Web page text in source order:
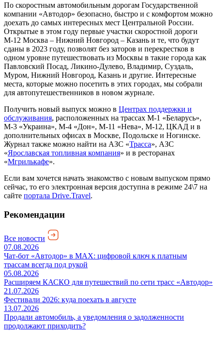
По скоростным автомобильным дорогам Государственной
компании «Автодор» безопасно, быстро и с комфортом можно
доехать до самых интересных мест Центральной России.
Открытые в этом году первые участки скоростной дороги
М-12 Москва – Нижний Новгород – Казань и те, что будут
сданы в 2023 году, позволят без заторов и перекрестков в
одном уровне путешествовать из Москвы в такие города как
Павловский Посад, Ликино-Дулево, Владимир, Суздаль,
Муром, Нижний Новгород, Казань и другие. Интересные
места, которые можно посетить в этих городах, мы собрали
для автопутешественников в новом журнале.
Получить новый выпуск можно в Центрах поддержки и
обслуживания, расположенных на трассах М-1 «Беларусь»,
М-3 «Украина», М-4 «Дон», М-11 «Нева», М-12, ЦКАД и в
дополнительных офисах в Москве, Подольске и Ногинске.
Журнал также можно найти на АЗС «Трасса», АЗС
«Ярославская топливная компания» и в ресторанах
«Мгрилькафе».
Если вам хочется начать знакомство с новым выпуском прямо
сейчас, то его электронная версия доступна в режиме 24\7 на
сайте портала Drive.Travel.
Рекомендации
Все новости
07.08.2026
Чат-бот «Автодор» в MAX: цифровой ключ к платным
трассам всегда под рукой
05.08.2026
Расширяем КАСКО для путешествий по сети трасс «Автодор»
21.07.2026
Фестивали 2026: куда поехать в августе
13.07.2026
Продали автомобиль, а уведомления о задолженности
продолжают приходить?